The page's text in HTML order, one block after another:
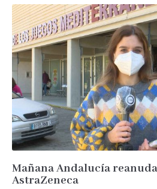
Mañana Andalucía
AstraZeneca